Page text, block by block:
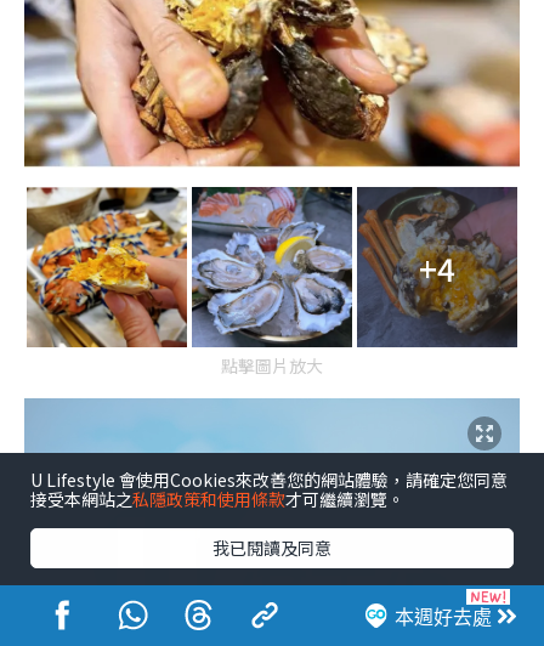
+4
點擊圖片放大
本週好去處
U Lifestyle 會使用Cookies來改善您的網站體驗，請確定您同意
接受本網站之私隱政策和使用條款才可繼續瀏覽。
我已閱讀及同意